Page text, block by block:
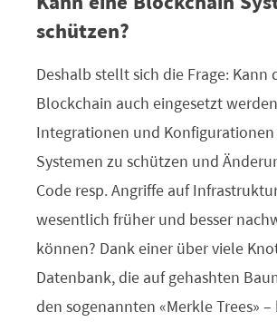
schützen?
Deshalb stellt sich die Frage: Kann
Blockchain auch eingesetzt
Integrationen und Konfigurationen
Systemen zu schützen und
Code resp. Angriffe auf
wesentlich früher und besser
können? Dank einer über viele
Datenbank, die auf gehashten
den sogenannten «Merkle Trees» –